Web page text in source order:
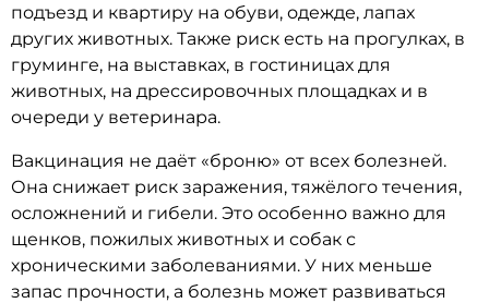
подъезд и квартиру на обуви, одежде, лапах
других животных. Также риск есть на прогулках, в
груминге, на выставках, в гостиницах для
животных, на дрессировочных площадках и в
очереди у ветеринара.
Вакцинация не даёт «броню» от всех болезней.
Она снижает риск заражения, тяжёлого течения,
осложнений и гибели. Это особенно важно для
щенков, пожилых животных и собак с
хроническими заболеваниями. У них меньше
запас прочности, а болезнь может развиваться